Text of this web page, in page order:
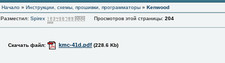
Начало » Инструкции, схемы, прошивки, программаторы » Kenwood
Разместил: Spirex Просмотров этой страницы: 204
Скачать файл: kmc-41d.pdf (228.6 Kb)